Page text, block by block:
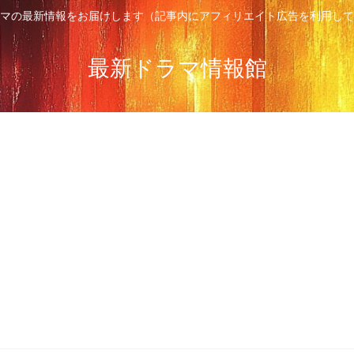
の最新情報をお届けします（記事内にアフィリエイト広告を利用し
最新ドラマ情報館